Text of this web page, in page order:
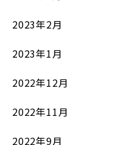
2023年2月
2023年1月
2022年12月
2022年11月
2022年9月